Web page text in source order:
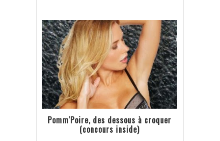
Pomm'Poire, des dessous à croquer
(concours inside)